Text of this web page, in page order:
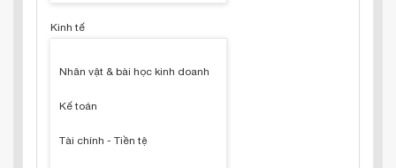
Kinh tế
Nhân vật & bài học kinh doanh
Kế toán
Tài chính - Tiền tệ